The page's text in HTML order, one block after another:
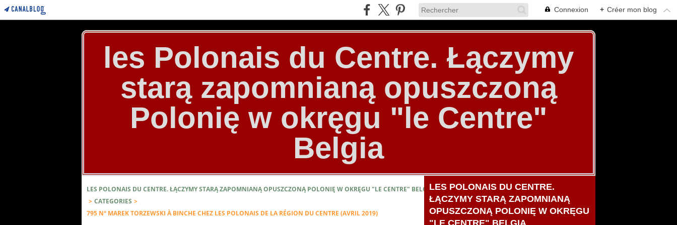
Connexion + Créer mon blog
les Polonais du Centre. Łączymy
starą zapomnianą opuszczoną
Polonię w okręgu "le Centre"
Belgia
LES POLONAIS DU CENTRE. ŁĄCZYMY STARĄ ZAPOMNIANĄ OPUSZCZONĄ POLONIĘ W OKRĘGU "LE CENTRE" BELGIA
> CATEGORIES >
795 N° MAREK TORZEWSKI À BINCHE CHEZ LES POLONAIS DE LA RÉGION DU CENTRE (AVRIL 2019)
LES POLONAIS DU CENTRE.
ŁĄCZYMY STARĄ ZAPOMNIANĄ
OPUSZCZONĄ POLONIĘ W OKRĘGU
"LE CENTRE" BELGIA